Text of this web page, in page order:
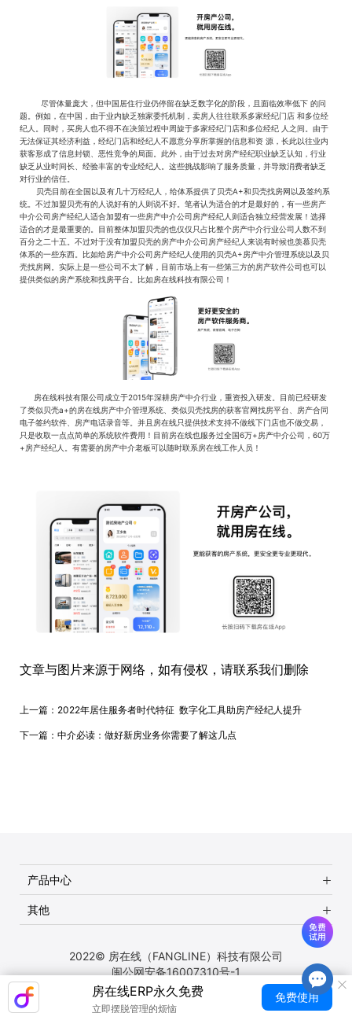
尽管体量庞大，但中国居住行业仍停留在缺乏数字化的阶段，且面临效率低下 的问
题。例如，在中国，由于业内缺乏独家委托机制，卖房人往往联系多家经纪门店 和多位经
纪人。同时，买房人也不得不在决策过程中周旋于多家经纪门店和多位经纪 人之间。由于
无法保证其经济利益，经纪门店和经纪人不愿意分享所掌握的信息和资 源，长此以往业内
获客形成了信息封锁、恶性竞争的局面。此外，由于过去对房产经纪职业缺乏认知，行业
缺乏从业时间长、经验丰富的专业经纪人。这些挑战影响了服务质量，并导致消费者缺乏
对行业的信任。
贝壳目前在全国以及有几十万经纪人，给体系提供了贝壳A+和贝壳找房网以及签约系
统。不过加盟贝壳有的人说好有的人则说不好。笔者认为适合的才是最好的，有一些房产
中介公司房产经纪人适合加盟有一些房产中介公司房产经纪人则适合独立经营发展！选择
适合的才是最重要的。目前整体加盟贝壳的也仅仅只占比整个房产中介行业公司人数不到
百分之二十五。不过对于没有加盟贝壳的房产中介公司房产经纪人来说有时候也羡慕贝壳
体系的一些东西。比如给房产中介公司房产经纪人使用的贝壳A+房产中介管理系统以及贝
壳找房网。实际上是一些公司不太了解，目前市场上有一些第三方的房产软件公司也可以
提供类似的房产系统和找房平台。比如房在线科技有限公司！
房在线科技有限公司成立于2015年深耕房产中介行业，重资投入研发。目前已经研发
了类似贝壳a+的房在线房产中介管理系统、类似贝壳找房的获客官网找房平台、房产合同
电子签约软件、房产电话录音等。并且房在线只提供技术支持不做线下门店也不做交易，
只是收取一点点简单的系统软件费用！目前房在线也服务过全国6万+房产中介公司，60万
+房产经纪人。有需要的房产中介老板可以随时联系房在线工作人员！
文章与图片来源于网络，如有侵权，请联系我们删除
上一篇： 2022年居住服务者时代特征 数字化工具助房产经纪人提升
下一篇： 中介必读：做好新房业务你需要了解这几点
房在线ERP永久免费
立即摆脱管理的烦恼
免费使用
产品中心
其他
2022© 房在线（FANGLINE）科技有限公司
闽公网安备16007310号-1